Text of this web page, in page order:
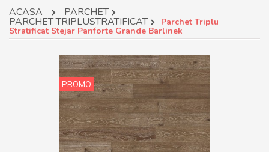
ACASA PARCHET
PARCHET TRIPLUSTRATIFICAT Parchet Triplu
Stratificat Stejar Panforte Grande Barlinek
PROMO